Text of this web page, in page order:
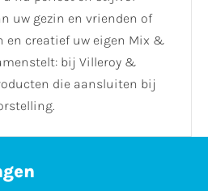
uw gezin en vrienden of
en creatief uw eigen Mix &
bij Villeroy &
die aansluiten bij